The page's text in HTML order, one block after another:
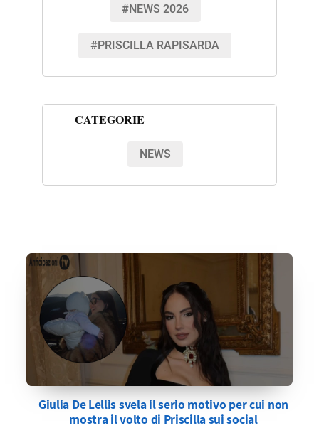
#NEWS 2026
#PRISCILLA RAPISARDA
CATEGORIE
NEWS
Giulia De Lellis svela il serio motivo per cui non
mostra il volto di Priscilla sui social